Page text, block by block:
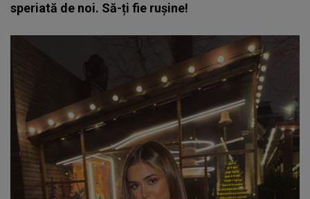
speriată de noi. Să-ți fie rușine!